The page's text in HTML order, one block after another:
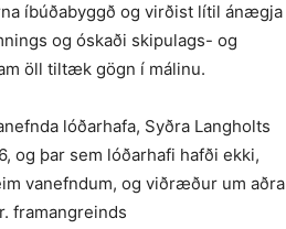
íbúðabyggð og virðist lítil ánægja
og óskaði skipulags- og
öll tiltæk gögn í málinu.
lóðarhafa, Syðra Langholts
og þar sem lóðarhafi hafði ekki,
vanefndum, og viðræður um aðra
framangreinds